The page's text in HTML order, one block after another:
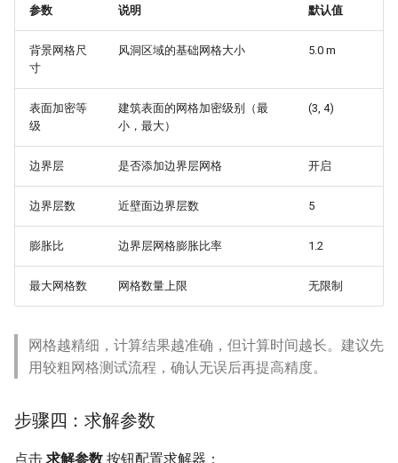
参数 说明 默认值
背景网格尺
寸
风洞区域的基础网格大小 5.0 m
表面加密等
级
建筑表面的网格加密级别（最
小，最大）
(3, 4)
边界层 是否添加边界层网格 开启
边界层数 近壁面边界层数 5
膨胀比 边界层网格膨胀比率 1.2
最大网格数 网格数量上限 无限制
网格越精细，计算结果越准确，但计算时间越长。建议先
用较粗网格测试流程，确认无误后再提高精度。
步骤四：求解参数
点击 求解参数 按钮配置求解器：